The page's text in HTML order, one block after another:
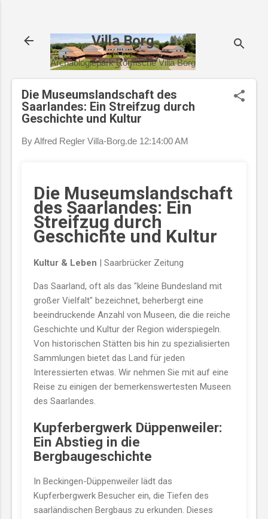
Villa Borg
Archäologiepark Römische Villa Borg
Die Museumslandschaft des
Saarlandes: Ein Streifzug durch
Geschichte und Kultur
By Alfred Regler Villa-Borg.de 12:14:00 AM
Die Museumslandschaft
des Saarlandes: Ein
Streifzug durch
Geschichte und Kultur
Kultur & Leben | Saarbrücker Zeitung
Das Saarland, oft als das "kleine Bundesland mit
großer Vielfalt" bezeichnet, beherbergt eine
beeindruckende Anzahl von Museen, die die reiche
Geschichte und Kultur der Region widerspiegeln.
Von historischen Stätten bis hin zu spezialisierten
Sammlungen bietet das Land für jeden
Interessierten etwas. Wir nehmen Sie mit auf eine
Reise zu einigen der bemerkenswertesten Museen
des Saarlandes.
Kupferbergwerk Düppenweiler:
Ein Abstieg in die
Bergbaugeschichte
In Beckingen-Düppenweiler lädt das
Kupferbergwerk Besucher ein, die Tiefen des
saarländischen Bergbaus zu erkunden. Dieses